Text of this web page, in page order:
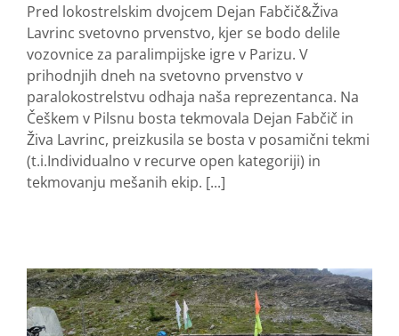
Pred lokostrelskim dvojcem Dejan Fabčič&Živa
Lavrinc svetovno prvenstvo, kjer se bodo delile
vozovnice za paralimpijske igre v Parizu. V
prihodnjih dneh na svetovno prvenstvo v
paralokostrelstvu odhaja naša reprezentanca. Na
Češkem v Pilsnu bosta tekmovala Dejan Fabčič in
Živa Lavrinc, preizkusila se bosta v posamični tekmi
(t.i.Individualno v recurve open kategoriji) in
tekmovanju mešanih ekip. [...]